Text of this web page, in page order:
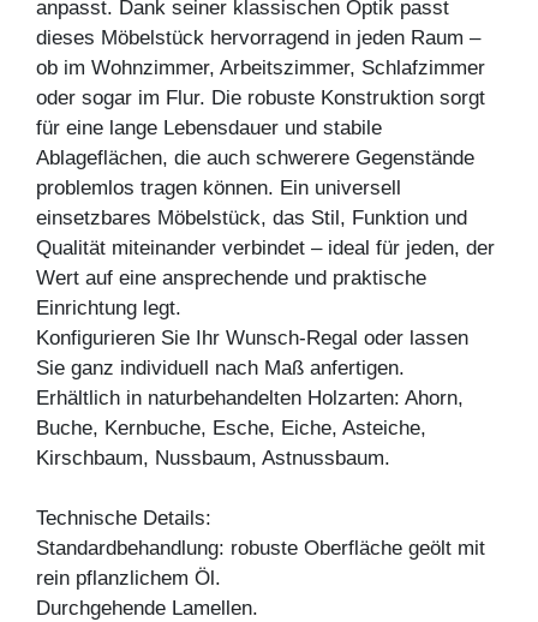
anpasst. Dank seiner klassischen Optik passt
dieses Möbelstück hervorragend in jeden Raum –
ob im Wohnzimmer, Arbeitszimmer, Schlafzimmer
oder sogar im Flur. Die robuste Konstruktion sorgt
für eine lange Lebensdauer und stabile
Ablageflächen, die auch schwerere Gegenstände
problemlos tragen können. Ein universell
einsetzbares Möbelstück, das Stil, Funktion und
Qualität miteinander verbindet – ideal für jeden, der
Wert auf eine ansprechende und praktische
Einrichtung legt.
Konfigurieren Sie Ihr Wunsch-Regal oder lassen
Sie ganz individuell nach Maß anfertigen.
Erhältlich in naturbehandelten Holzarten: Ahorn,
Buche, Kernbuche, Esche, Eiche, Asteiche,
Kirschbaum, Nussbaum, Astnussbaum.
Technische Details:
Standardbehandlung: robuste Oberfläche geölt mit
rein pflanzlichem Öl.
Durchgehende Lamellen.